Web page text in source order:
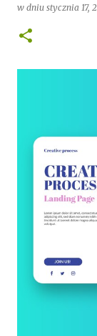
0
w dniu stycznia 17,